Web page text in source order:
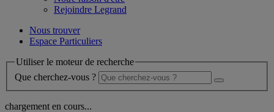
Rejoindre Legrand
Nous trouver
Espace Particuliers
Utiliser le moteur de recherche
Que cherchez-vous ?
chargement en cours...